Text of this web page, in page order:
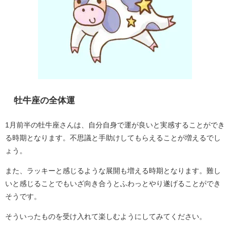
牡牛座の全体運
1月前半の牡牛座さんは、自分自身で運が良いと実感することができ
る時期となります。不思議と手助けしてもらえることが増えるでし
ょう。
また、ラッキーと感じるような展開も増える時期となります。難し
いと感じることでもいざ向き合うとふわっとやり遂げることができ
そうです。
そういったものを受け入れて楽しむようにしてみてください。